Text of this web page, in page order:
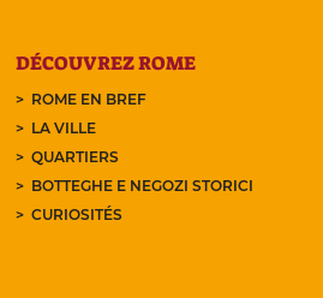
DÉCOUVREZ ROME
ROME EN BREF
LA VILLE
QUARTIERS
BOTTEGHE E NEGOZI STORICI
CURIOSITÉS